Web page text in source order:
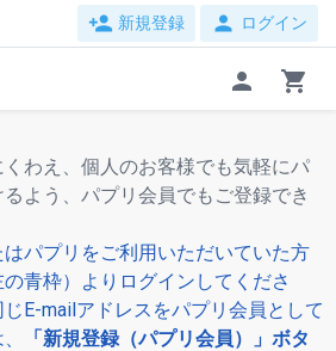
person_add 新規登録 person ログイン
person shopping_cart
わえ、個人のお客様でも気軽にパ
よう、パプリ会員でもご登録でき
パプリをご利用いただいていた方
青枠）よりログインしてくださ
E-mailアドレスをパプリ会員として
「新規登録（パプリ会員）」ボタ